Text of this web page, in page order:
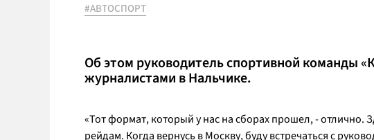
#АВТОСПОРТ
Об этом руководитель спортивной команды
журналистами в Нальчике.
«Тот формат, который у нас на сборах прошел, - отлично.
рейдам. Когда вернусь в Москву, буду встречаться с